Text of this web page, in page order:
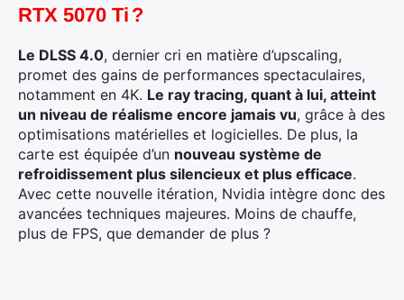
RTX 5070 Ti ?
Le DLSS 4.0, dernier cri en matière d’upscaling,
promet des gains de performances spectaculaires,
notamment en 4K. Le ray tracing, quant à lui, atteint
un niveau de réalisme encore jamais vu, grâce à des
optimisations matérielles et logicielles. De plus, la
carte est équipée d’un nouveau système de
refroidissement plus silencieux et plus efficace.
Avec cette nouvelle itération, Nvidia intègre donc des
avancées techniques majeures. Moins de chauffe,
plus de FPS, que demander de plus ?